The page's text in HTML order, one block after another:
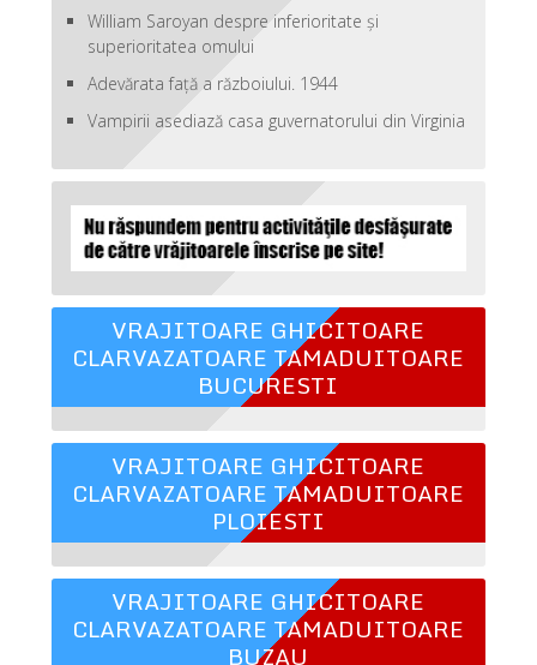
William Saroyan despre inferioritate şi
superioritatea omului
Adevărata față a războiului. 1944
Vampirii asediază casa guvernatorului din Virginia
VRAJITOARE GHICITOARE
CLARVAZATOARE TAMADUITOARE
BUCURESTI
VRAJITOARE GHICITOARE
CLARVAZATOARE TAMADUITOARE
PLOIESTI
VRAJITOARE GHICITOARE
CLARVAZATOARE TAMADUITOARE
BUZAU